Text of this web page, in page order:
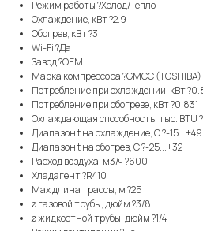
Режим работы ?Холод/Тепло
Охлаждение, кВт ?2.9
Обогрев, кВт ?3
Wi-Fi ?Да
Завод ?OEM
Марка компрессора ?GMCC (TOSHIBA)
Потребление при охлаждении, кВт
Потребление при обогреве, кВт ?0.831
Охлаждающая способность, тыс. BTU
Диапазон t на охлаждение, С ?-15...+49
Диапазон t на обогрев, С ?-25...+32
Расход воздуха, м3/ч ?600
Хладагент ?R410
Max длина трассы, м ?25
ø газовой трубы, дюйм ?3/8
ø жидкостной трубы, дюйм ?1/4